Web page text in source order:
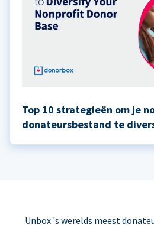
Top 10 strategieën om je
donateursbestand te
Unbox 's werelds meest